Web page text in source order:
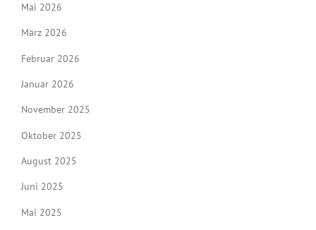
Mai 2026
März 2026
Februar 2026
Januar 2026
November 2025
Oktober 2025
August 2025
Juni 2025
Mai 2025